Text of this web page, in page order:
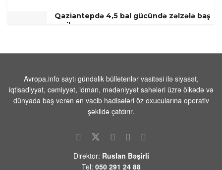
Qaziantepdə 4,5 bal gücündə zəlzələ baş
verib
Prezident İlham Əliyevlə Donald Tramp
arasında telefon danışığı olub
Paşinyanın Bakıya zəngi və Mehrini “azad
08 AVQUST 2026 / 20:10 11
Avropa.info saytı gündəlik bülletenlər vasitəsi ilə siyasət,
iqtisadiyyat, cəmiyyət, idman, mədəniyyət sahələri üzrə ölkədə və
dünyada baş verən ən vacib hadisələri öz oxucularına operativ
şəkildə çatdırır.
Direktor: Ruslan Bəşirli
Tel: 050 291 24 88